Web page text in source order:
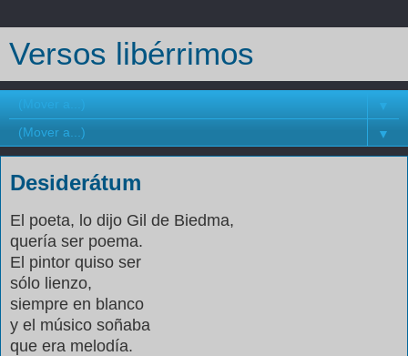
Versos libérrimos
▼
▼
Desiderátum
El poeta, lo dijo Gil de Biedma,
quería ser poema.
El pintor quiso ser
sólo lienzo,
siempre en blanco
y el músico soñaba
que era melodía.